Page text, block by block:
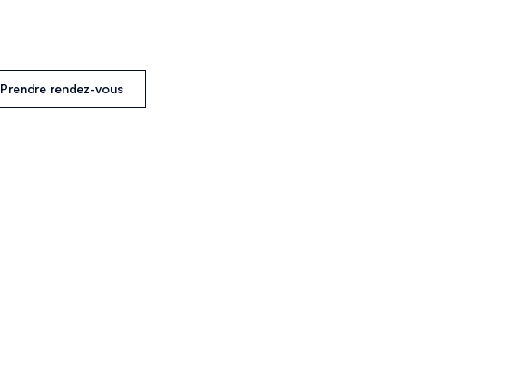
Prendre rendez-vous